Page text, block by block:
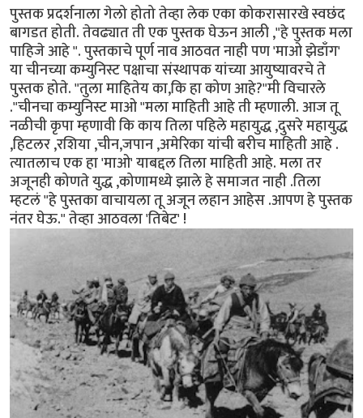
पुस्तक प्रदर्शनाला गेलो होतो तेव्हा लेक एका कोकरासारखे स्वछंद
बागडत होती. तेवढ्यात ती एक पुस्तक घेऊन आली ,"हे पुस्तक मला
पाहिजे आहे ". पुस्तकाचे पूर्ण नाव आठवत नाही पण 'माओ झेडाँग'
या चीनच्या कम्युनिस्ट पक्षाचा संस्थापक यांच्या आयुष्यावरचे ते
पुस्तक होते. "तुला माहितेय का,कि हा कोण आहे?"मी विचारले
."चीनचा कम्युनिस्ट माओ "मला माहिती आहे ती म्हणाली. आज तू
नळीची कृपा म्हणावी कि काय तिला पहिले महायुद्ध ,दुसरे महायुद्ध
,हिटलर ,रशिया ,चीन,जपान ,अमेरिका यांची बरीच माहिती आहे .
त्यातलाच एक हा 'माओ' याबद्दल तिला माहिती आहे. मला तर
अजूनही कोणते युद्ध ,कोणामध्ये झाले हे समाजत नाही .तिला
म्हटलं "हे पुस्तका वाचायला तू अजून लहान आहेस .आपण हे पुस्तक
नंतर घेऊ." तेव्हा आठवला 'तिबेट' !